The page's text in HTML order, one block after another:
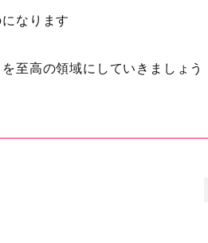
なります
至高の領域にしていきましょう